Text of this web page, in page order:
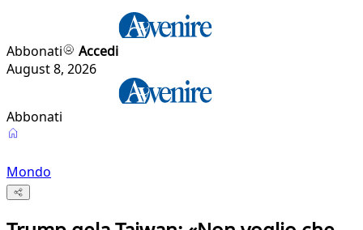
Abbonati
Accedi
August 8, 2026
Abbonati
Mondo